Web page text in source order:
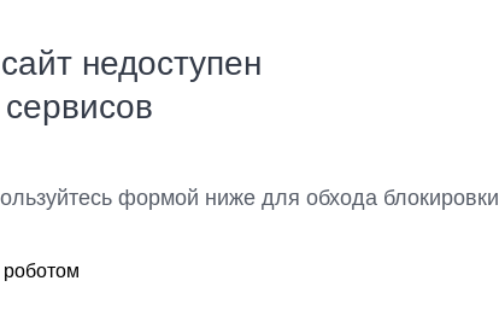
недоступен
формой ниже для обхода блокировки